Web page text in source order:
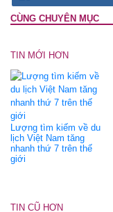
CÙNG CHUYÊN MỤC
TIN MỚI HƠN
Lượng tìm kiếm về du
lịch Việt Nam tăng
nhanh thứ 7 trên thế
giới
TIN CŨ HƠN